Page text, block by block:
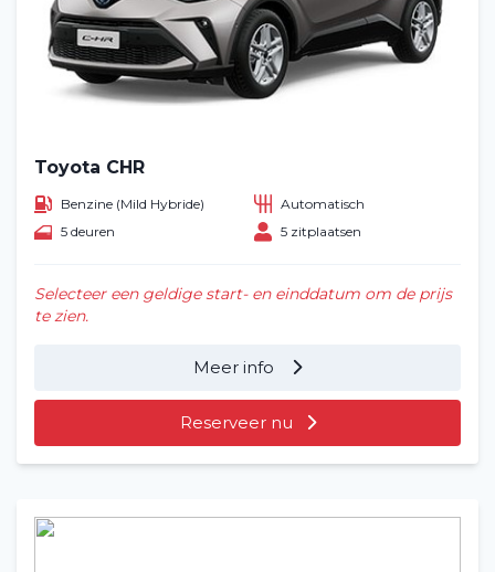
Toyota CHR
Benzine (Mild Hybride)
Automatisch
5 deuren
5 zitplaatsen
Selecteer een geldige start- en einddatum om de prijs
te zien.
Meer info
Reserveer nu